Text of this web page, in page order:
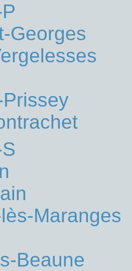
Georges
Maranges
Beaune